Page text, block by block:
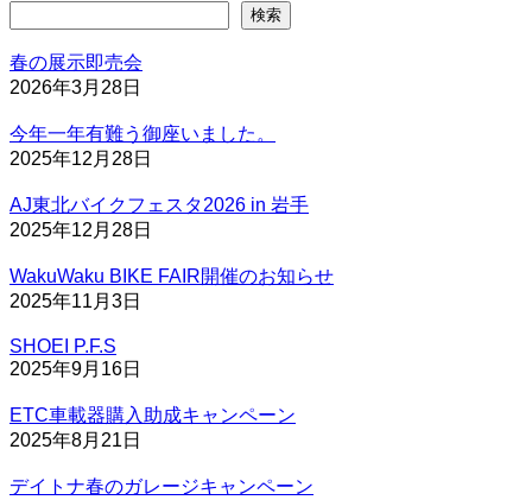
検索
春の展示即売会
2026年3月28日
今年一年有難う御座いました。
2025年12月28日
AJ東北バイクフェスタ2026 in 岩手
2025年12月28日
WakuWaku BIKE FAIR開催のお知らせ
2025年11月3日
SHOEI P.F.S
2025年9月16日
ETC車載器購入助成キャンペーン
2025年8月21日
デイトナ春のガレージキャンペーン